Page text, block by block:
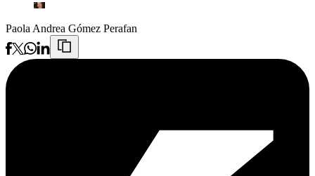
Paola Andrea Gómez Perafan